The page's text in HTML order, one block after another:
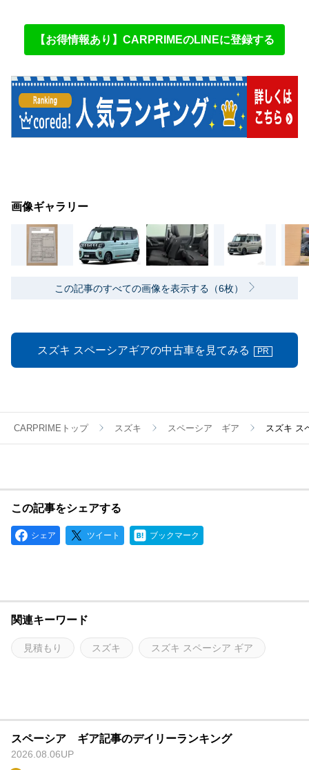
【お得情報あり】CARPRIMEのLINEに登録する
画像ギャラリー
この記事のすべての画像を表示する（6枚）
スズキ スペーシアギアの中古車を見てみる PR
CARPRIMEトップ スズキ スペーシア ギア スズキ ス
この記事をシェアする
シェア ツイート ブックマーク
関連キーワード
見積もり スズキ スズキ スペーシア ギア
スペーシア ギア記事のデイリーランキング
2026.08.06UP